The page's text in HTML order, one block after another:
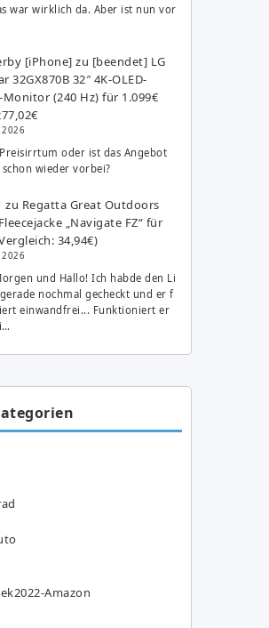
war wirklich da. Aber ist nun vor
[iPhone] zu [beendet] LG
32GX870B 32″ 4K-OLED-
(240 Hz) für 1.099€
oder ist das Angebot
wieder vorbei?
zu Regatta Great Outdoors
„Navigate FZ“ für
34,94€)
und Hallo! Ich habde den Li
nochmal gecheckt und er f
einwandfrei... Funktioniert er
Amazon